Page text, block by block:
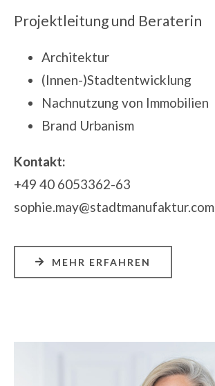
Projektleitung und Beraterin
Architektur
(Innen-)Stadtentwicklung
Nachnutzung von Immobilien
Brand Urbanism
Kontakt:
+49 40 6053362-63
sophie.may@stadtmanufaktur.com
MEHR ERFAHREN